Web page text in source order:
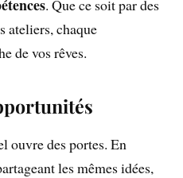
. Que ce soit par des
ateliers, chaque
de vos rêves.
ouvre des portes. En
les mêmes idées,